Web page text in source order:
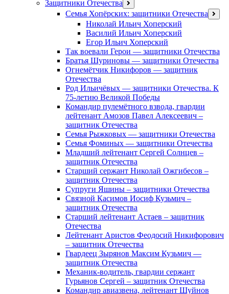
Защитники Отечества открыть
меню
Семья Хопёрских: защитники Отечества
меню
Николай Ильич Хоперский
Василий Ильич Хоперский
Егор Ильич Хоперский
Так воевали Герои — защитники Отечества
Братья Шуриновы — защитники Отечества
Огнемётчик Никифоров — защитник
Отечества
Род Ильичёвых — защитники Отечества. К
75-летию Великой Победы
Командир пулемётного взвода, гвардии
лейтенант Амозов Павел Алексеевич –
защитник Отечества
Семья Рыжковых — защитники Отечества
Семья Фоминых — защитники Отечества
Младший лейтенант Сергей Солнцев –
защитник Отечества
Старший сержант Николай Ожгибесов –
защитник Отечества
Супруги Яшины – защитники Отечества
Связной Касимов Иосиф Кузьмич –
защитник Отечества
Старший лейтенант Астаев – защитник
Отечества
Лейтенант Аристов Феодосий Никифорович
– защитник Отечества
Гвардеец Зырянов Максим Кузьмич —
защитник Отечества
Механик-водитель, гвардии сержант
Гурьянов Сергей – защитник Отечества
Командир авиазвена, лейтенант Шуйнов